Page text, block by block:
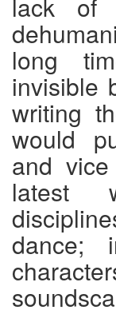
long
invisible
writing
would
and
latest
dance;